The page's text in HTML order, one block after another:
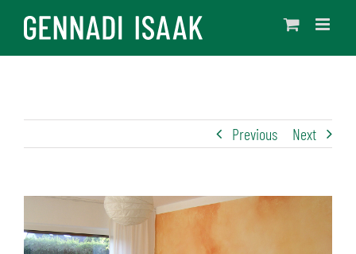
content
Previous Next